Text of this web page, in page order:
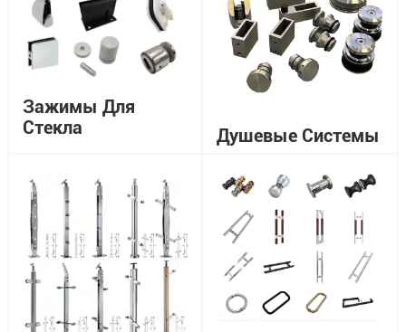
Зажимы Для
Стекла
Душевые Системы